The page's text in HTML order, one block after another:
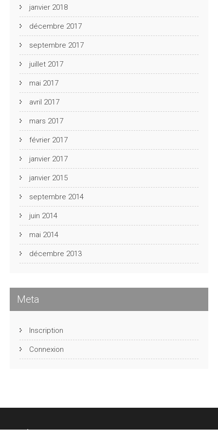
janvier 2018
décembre 2017
septembre 2017
juillet 2017
mai 2017
avril 2017
mars 2017
février 2017
janvier 2017
janvier 2015
septembre 2014
juin 2014
mai 2014
décembre 2013
Meta
Inscription
Connexion